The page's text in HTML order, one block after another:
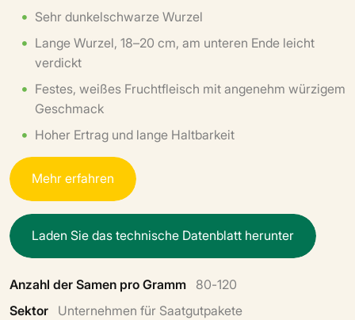
Sehr dunkelschwarze Wurzel
Lange Wurzel, 18–20 cm, am unteren Ende leicht
verdickt
Festes, weißes Fruchtfleisch mit angenehm würzigem
Geschmack
Hoher Ertrag und lange Haltbarkeit
Mehrerfahren
Laden Siedastechnische Datenblatt herunter
Anzahl der Samen pro Gramm 80-120
Sektor Unternehmen für Saatgutpakete